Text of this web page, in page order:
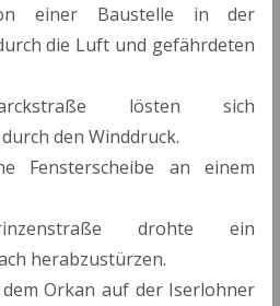
einer Baustelle in der
die Luft und gefährdeten
lösten sich
den Winddruck.
Fensterscheibe an einem
drohte ein
herabzustürzen.
Orkan auf der Iserlohner